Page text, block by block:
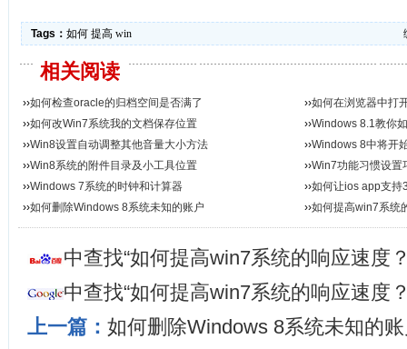
Tags： 如何 提高 win
相关阅读
››如何检查oracle的归档空间是否满了 ››如何在浏览器中打
码...
››如何改Win7系统我的文档保存位置 ››Windows 8.1教你
››Win8设置自动调整其他音量大小方法 ››Windows 8中将开
››Win8系统的附件目录及小工具位置 ››Win7功能习惯设置
››Windows 7系统的时钟和计算器 ››如何让ios app支持
››如何删除Windows 8系统未知的账户 ››如何提高win7系统
中查找“如何提高win7系统的响应速度
中查找“如何提高win7系统的响应速度
上一篇： 如何删除Windows 8系统未知的